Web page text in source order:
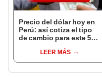
Precio del dólar hoy en
Perú: así cotiza el tipo
de cambio para este 5
LEER MÁS